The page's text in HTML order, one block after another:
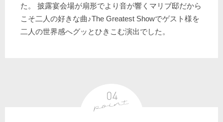
た。 披露宴会場が扇形でより音が響くマリブ邸だから
こそ二人の好きな曲♪The Greatest Showでゲスト様を
二人の世界感へグッとひきこむ演出でした。